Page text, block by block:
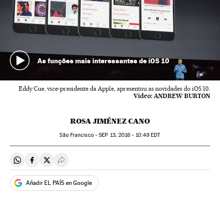
As funções mais interessantes de iOS 10
Eddy Cue, vice-presidente da Apple, apresentou as novidades do iOS 10.
Vídeo: ANDREW BURTON
ROSA JIMÉNEZ CANO
São Francisco -SEP 13, 2016 - 10:49 EDT
Compartir en Whatsapp
Compartir en Facebook
Compartir en Twitter
Desplegar Redes Sociales
Añadir EL PAÍS en Google